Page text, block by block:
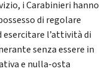
i Carabinieri hanno
di regolare
esercitare l’attività di
senza essere in
e nulla-osta